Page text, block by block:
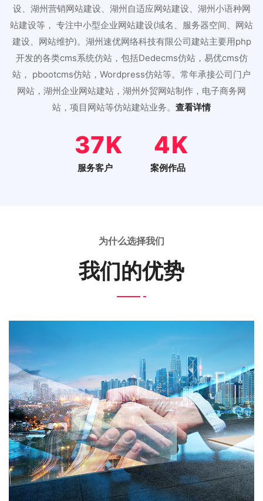
设、湖州营销网站建设、湖州自适应网站建设、湖州小语种网
站建设等， 专注中小型企业网站建设(域名、服务器空间、网站
建设、网站维护)。湖州速优网络科技有限公司建站主要用php
开发的各类cms系统仿站，包括Dedecms仿站，易优cms仿
站， pbootcms仿站，Wordpress仿站等。常年承接公司门户
网站，湖州企业网站建站，湖州外贸网站制作，电子商务网
站，项目网站等仿站建站业务。 查看详情
47
服务客户
5
案例作品
为什么选择我们
我们的优势